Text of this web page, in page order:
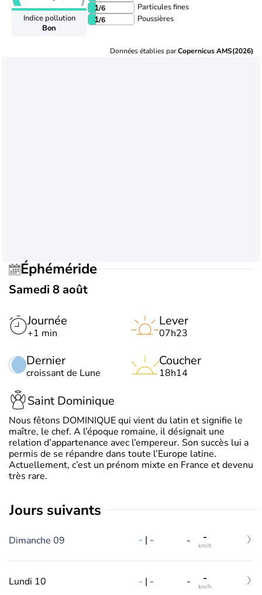
Indice pollution
Bon
1/6 Particules fines
1/6 Poussières
Données établies parCopernicus AMS(2026)
Éphéméride
Samedi 8 août
Journée
+1 min
Dernier
croissant de Lune
Lever
07h23
Coucher
18h14
Saint Dominique
Nous fêtons DOMINIQUE qui vient du latin et signifie le
maître, le chef. A l’époque romaine, il désignait une
relation d’appartenance avec l’empereur. Son succès lui a
permis de se répandre dans toute l’Europe latine.
Actuellement, c’est un prénom mixte en France et devenu
très rare.
jours suivants
Dimanche 09 - | - - -
km/h
Lundi 10 - | - - -
km/h